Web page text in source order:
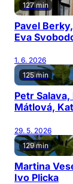
127 min
Pavel
Eva
1. 6. 2026
125 min
Petr
Mátlová,
29. 5. 2026
129 min
Martina
Ivo Plicka